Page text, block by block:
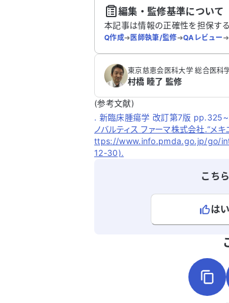
編集・監修基準について
本記事は情報の正確性を担保す
Q作成➔医師執筆/監修➔QAレビュー➔
東京慈恵会医科大学 総合医科
村橋 睦了 監修
(参考文献)
. 新臨床腫瘍学 改訂第7版
ノバルティス ファーマ株式会社.“メ
ttps://www.info.pmda.go.jp/go/
12-30).
こち
はい